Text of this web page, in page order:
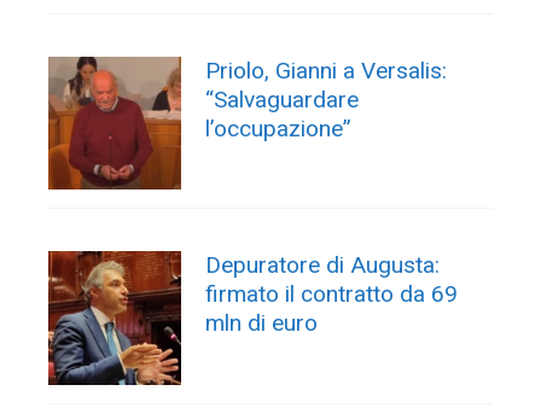
Priolo, Gianni a Versalis:
“Salvaguardare
l’occupazione”
Depuratore di Augusta:
firmato il contratto da 69
mln di euro